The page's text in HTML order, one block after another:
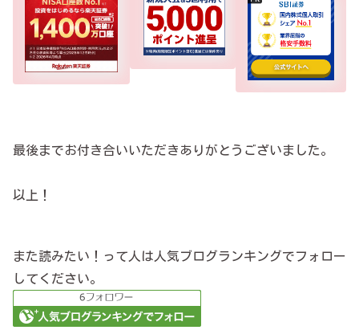
最後までお付き合いいただきありがとうございました。
以上！
また読みたい！って人は人気ブログランキングでフォロー
してください。